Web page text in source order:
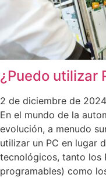
¿Puedo utilizar
2 de diciembre de 2024
En el mundo de la
evolución, a menudo
utilizar un PC en lugar
tecnológicos, tanto los
programables) como